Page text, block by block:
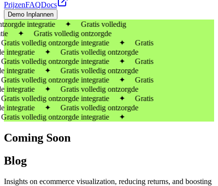
PrijzenFAQDocs
Demo Inplannen
integratie ✦ Gratis volledig
✦ Gratis volledig ontzorgde
volledig ontzorgde integratie ✦ Gratis
integratie ✦ Gratis volledig ontzorgde
volledig ontzorgde integratie ✦ Gratis
integratie ✦
Gratis volledig ontzorgde
volledig ontzorgde integratie ✦ Gratis
integratie ✦ Gratis volledig ontzorgde
volledig ontzorgde integratie ✦ Gratis
integratie ✦ Gratis volledig ontzorgde
volledig ontzorgde integratie ✦
Coming Soon
Blog
Insights on ecommerce visualization, reducing returns, and boosting